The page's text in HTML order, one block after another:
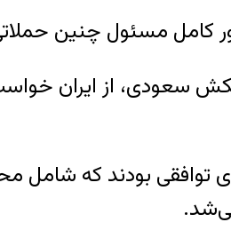
کامل مسئول چنین
از ایران خواست
بودند که شامل